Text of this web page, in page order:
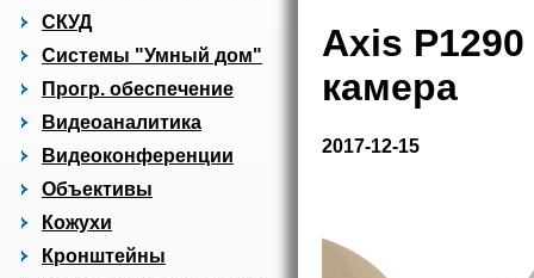
СКУД
Системы "Умный дом"
Прогр. обеспечение
Видеоаналитика
Видеоконференции
Объективы
Кожухи
Кронштейны
Axis
камера
2017-12-15